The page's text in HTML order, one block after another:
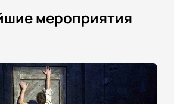
мероприятия